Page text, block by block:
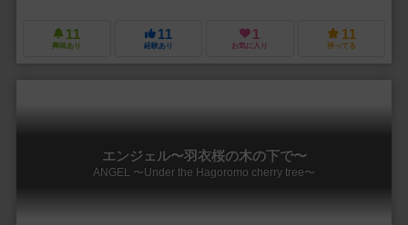
11
興味あり
11
経験あり
1
お気に入り
11
持ってる
エンジェル〜羽衣桜の木の下で〜
ANGEL 〜Under the Hagoromo cherry tree〜